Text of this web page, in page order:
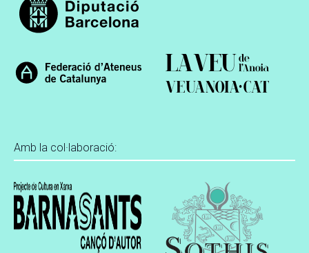
Amb la col·laboració: